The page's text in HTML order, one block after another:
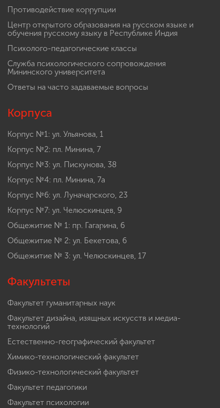
Противодействие коррупции
Центр открытого образования на русском языке и
обучения русскому языку в Республике Индия
Психолого-педагогические классы
Служба психологического сопровождения
Мининского университета
Ответы на часто задаваемые вопросы
Корпуса
Корпус №1: ул. Ульянова, 1
Корпус №2: пл. Минина, 7
Корпус №3: ул. Пискунова, 38
Корпус №4: пл. Минина, 7а
Корпус №6: ул. Луначарского, 23
Корпус №7: ул. Челюскинцев, 9
Общежитие № 1: пр. Гагарина, 6
Общежитие № 2: ул. Бекетова, 6
Общежитие № 3: ул. Челюскинцев, 17
Факультеты
Факультет гуманитарных наук
Факультет дизайна, изящных искусств и медиа-
технологий
Естественно-географический факультет
Химико-технологический факультет
Физико-технологический факультет
Факультет педагогики
Факультет психологии